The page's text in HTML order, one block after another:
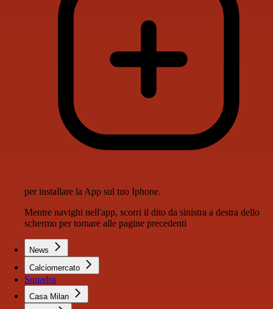
per installare la App sul tuo Iphone.
Mentre navighi nell'app, scorri il dito da sinistra a destra dello
schermo per tornare alle pagine precedenti
News
Calciomercato
Squadra
Casa Milan